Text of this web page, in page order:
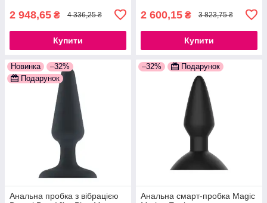
2 948,65 ₴ 4 336,25 ₴
Купити
2 600,15 ₴ 3 823,75 ₴
Купити
Новинка
–32%
Подарунок
Анальна пробка з вібрацією
–32% Подарунок
Анальна смарт-пробка Magic